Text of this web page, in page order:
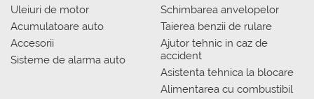
Uleiuri de motor
Acumulatoare auto
Accesorii
Sisteme de alarma auto
Schimbarea anvelopelor
Taierea benzii de rulare
Ajutor tehnic in caz de
accident
Asistenta tehnica la blocare
Alimentarea cu combustibil